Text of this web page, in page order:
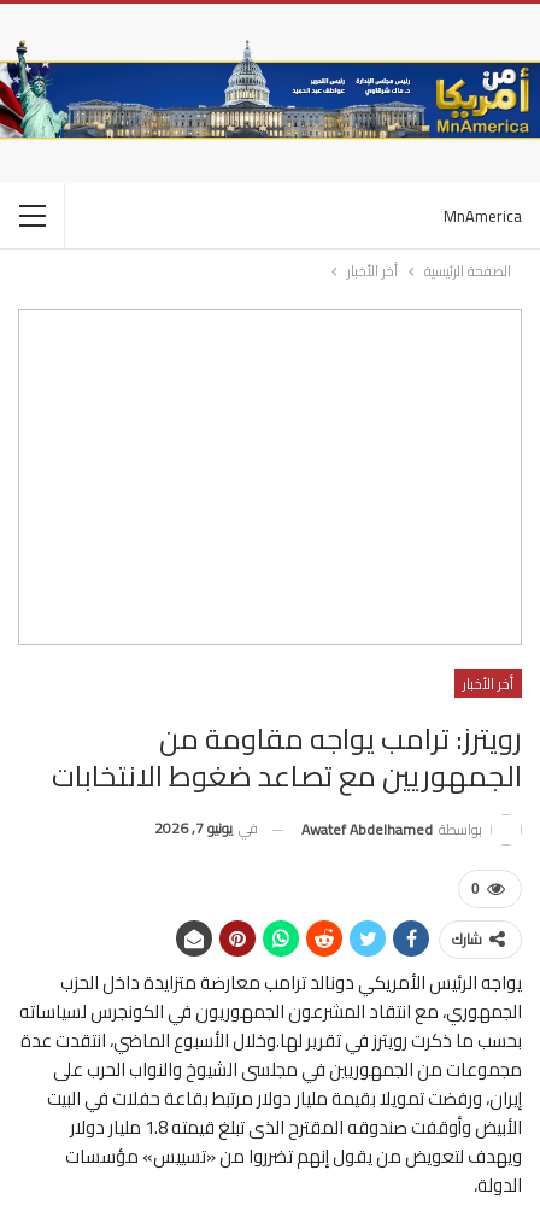
MnAmerica
الصفحة الرئيسية أخر الأخبار
أخر الأخبار
رويترز: ترامب يواجه مقاومة من
الجمهوريين مع تصاعد ضغوط الانتخابات
بواسطة Awatef Abdelhamed في يونيو 7, 2026
0
شارك
يواجه الرئيس الأمريكي دونالد ترامب معارضة متزايدة داخل الحزب
الجمهوري، مع انتقاد المشرعون الجمهوريون في الكونجرس لسياساته
بحسب ما ذكرت رويترز في تقرير لها.وخلال الأسبوع الماضي، انتقدت عدة
مجموعات من الجمهوريين في مجلسى الشيوخ والنواب الحرب على
إيران، ورفضت تمويلا بقيمة مليار دولار مرتبط بقاعة حفلات في البيت
الأبيض وأوقفت صندوقه المقترح الذى تبلغ قيمته 1.8 مليار دولار
ويهدف لتعويض من يقول إنهم تضرروا من «تسييس» مؤسسات
الدولة،